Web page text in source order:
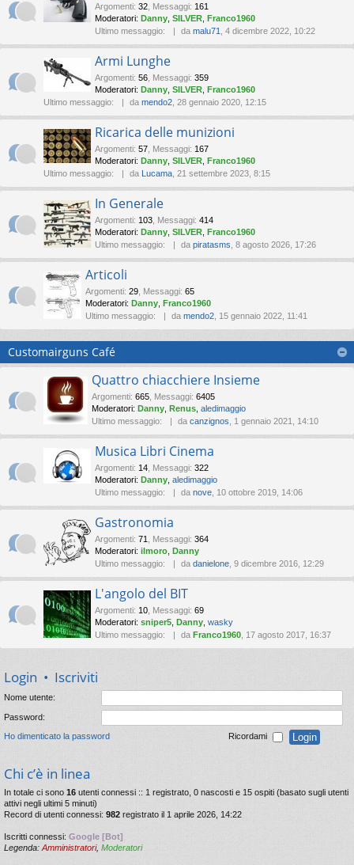
Argomenti: 32 Messaggi: 161
Moderatori: Danny SILVER Franco1960
Ultimo messaggio:
da malu71 , 4 dicembre 2022, 10:22
Armi Lunghe
Argomenti: 56 Messaggi: 359
Moderatori: Danny SILVER Franco1960
Ultimo messaggio:
da mendo2 , 28 gennaio 2020, 12:15
Ricarica delle munizioni
Argomenti: 57 Messaggi: 167
Moderatori: Danny SILVER Franco1960
Ultimo messaggio:
da Lucama , 21 settembre 2023, 8:15
In Generale
Argomenti: 103 Messaggi: 414
Moderatori: Danny SILVER Franco1960
Ultimo messaggio:
da piratasms , 8 agosto 2026, 17:26
Articoli
Argomenti: 29 Messaggi: 65
Moderatori: Danny Franco1960
Ultimo messaggio:
da mendo2 , 15 gennaio 2022, 11:41
Customairguns Café
Quattro chiacchiere Insieme
Argomenti: 665 Messaggi: 6405
Moderatori: Danny Renus aledimaggio
Ultimo messaggio:
da canzignos , 1 gennaio 2021, 14:10
Musica Libri Cinema
Argomenti: 14 Messaggi: 322
Moderatori: Danny aledimaggio
Ultimo messaggio:
da nove , 10 ottobre 2019, 14:06
Gastronomia
Argomenti: 71 Messaggi: 364
Moderatori: ilmoro Danny
Ultimo messaggio:
da danielone , 9 dicembre 2016, 12:29
L'angolo del BIT
Argomenti: 10 Messaggi: 69
Moderatori: sniper5 Danny wasky
Ultimo messaggio:
da Franco1960 , 17 agosto 2017, 16:37
Login • Iscriviti
Nome utente:
Password:
Ho dimenticato la password Ricordami
Chi c’è in linea
In totale ci sono 16 utenti connessi :: 1 registrato, 0 nascosti e 15 ospiti (basato sugli utenti
attivi negli ultimi 5 minuti)
Record di utenti connessi: 982 registrato il 1 aprile 2026, 14:22
Iscritti connessi: Google [Bot]
Legenda: Amministratori, Moderatori